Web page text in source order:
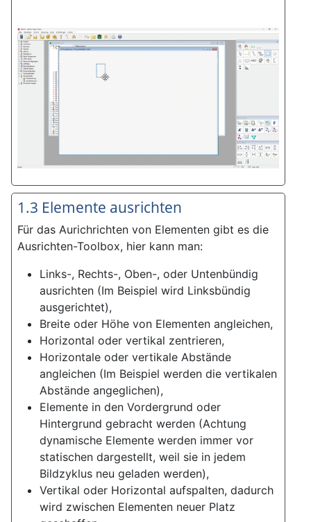
1.3 Elemente ausrichten
Für das Aurichrichten von Elementen gibt es die
Ausrichten-Toolbox, hier kann man:
Links-, Rechts-, Oben-, oder Untenbündig
ausrichten (Im Beispiel wird Linksbündig
ausgerichtet),
Breite oder Höhe von Elementen angleichen,
Horizontal oder vertikal zentrieren,
Horizontale oder vertikale Abstände
angleichen (Im Beispiel werden die vertikalen
Abstände angeglichen),
Elemente in den Vordergrund oder
Hintergrund gebracht werden (Achtung
dynamische Elemente werden immer vor
statischen dargestellt, weil sie in jedem
Bildzyklus neu geladen werden),
Vertikal oder Horizontal aufspalten, dadurch
wird zwischen Elementen neuer Platz